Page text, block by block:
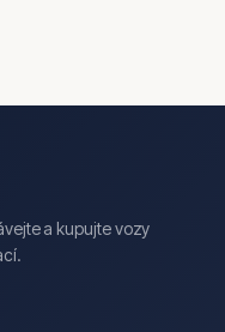
a kupujte vozy